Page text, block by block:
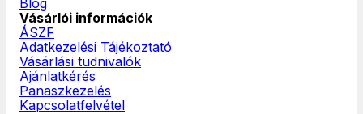
Vásárlói információk
ÁSZF
Adatkezelési Tájékoztató
Vásárlási tudnivalók
Ajánlatkérés
Panaszkezelés
Kapcsolatfelvétel